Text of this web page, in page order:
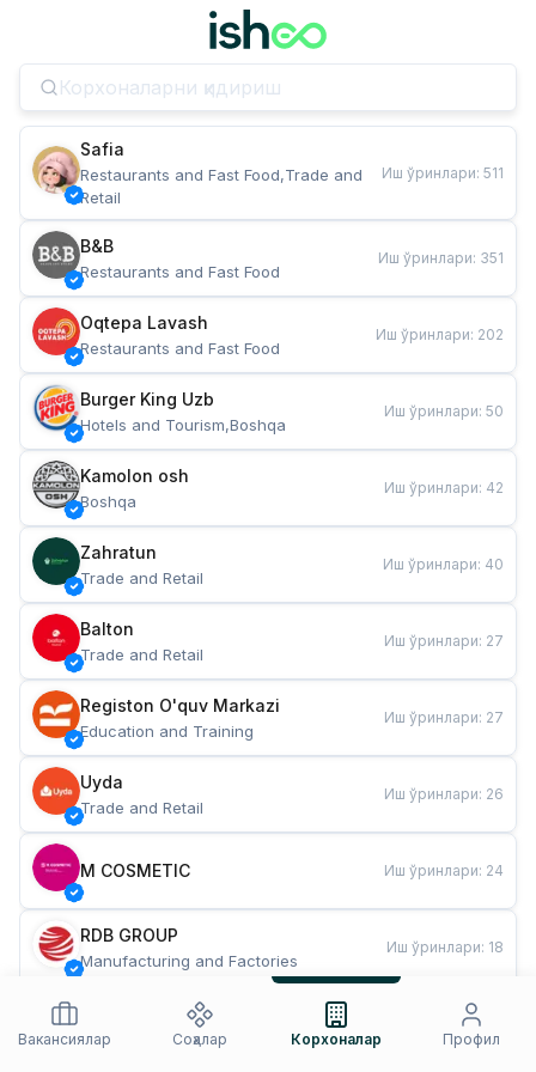
Safia
Restaurants and Fast Food,Trade and
Retail
Иш ўринлари: 511
B&B
Restaurants and Fast Food
Иш ўринлари: 351
Oqtepa Lavash
Restaurants and Fast Food
Иш ўринлари: 202
Burger King Uzb
Hotels and Tourism,Boshqa
Иш ўринлари: 50
Kamolon osh
Boshqa
Иш ўринлари: 42
Zahratun
Trade and Retail
Иш ўринлари: 40
Balton
Trade and Retail
Иш ўринлари: 27
Registon O'quv Markazi
Education and Training
Иш ўринлари: 27
Uyda
Trade and Retail
Иш ўринлари: 26
M COSMETIC Иш ўринлари: 24
RDB GROUP
Manufacturing and Factories
Иш ўринлари: 18
Restaurants and Fast Food
Иш ўринлари
Вакансиялар
Соҳалар Корхоналар Профил